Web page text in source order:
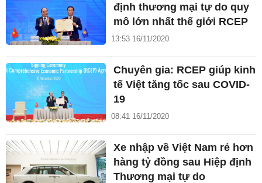
định thương mại tự do quy
mô lớn nhất thế giới RCEP
13:53 16/11/2020
Chuyên gia: RCEP giúp kinh
tế Việt tăng tốc sau COVID-
19
08:41 16/11/2020
Xe nhập về Việt Nam rẻ hơn
hàng tỷ đồng sau Hiệp định
Thương mại tự do